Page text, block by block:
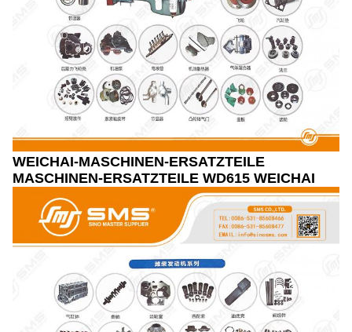
WEICHAI-MASCHINEN-ERSATZTEILE
MASCHINEN-ERSATZTEILE WD615 WEICHAI